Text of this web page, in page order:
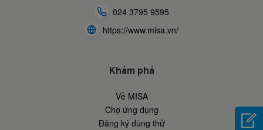
024 3795 9595
https://www.misa.vn/
Khám phá
Về MISA
Chợ ứng dụng
Đăng ký dùng thử